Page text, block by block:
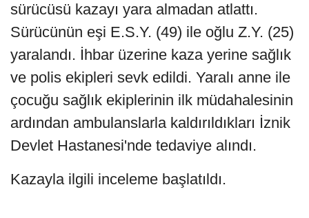
sürücüsü kazayı yara almadan atlattı.
Sürücünün eşi E.S.Y. (49) ile oğlu Z.Y. (25)
yaralandı. İhbar üzerine kaza yerine sağlık
ve polis ekipleri sevk edildi. Yaralı anne ile
çocuğu sağlık ekiplerinin ilk müdahalesinin
ardından ambulanslarla kaldırıldıkları İznik
Devlet Hastanesi'nde tedaviye alındı.
Kazayla ilgili inceleme başlatıldı.